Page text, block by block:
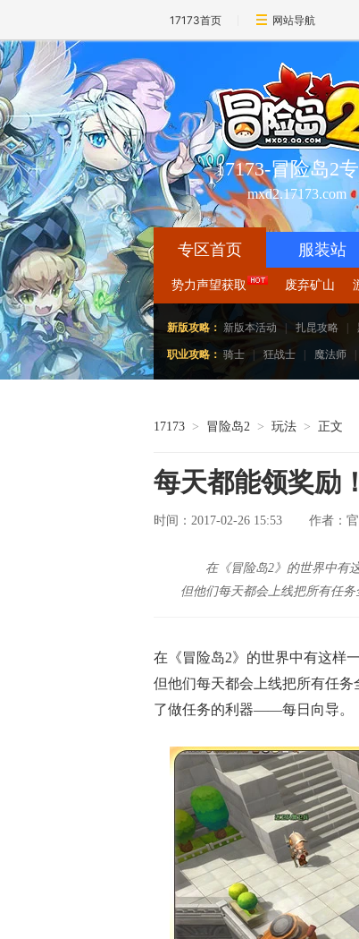
17173首页 网站导航
17173-冒险岛2
mxd2.17173.com
专区首页 服装站
势力声望获取 废弃矿山
新版攻略： 新版本活动 扎昆攻略
职业攻略： 骑士 狂战士 魔法师
17173 > 冒险岛2 > 玩法 > 正文
每天都能领奖励
时间：2017-02-26 15:53 作者：
在《冒险岛2》的世界中有
但他们每天都会上线把所有任
在《冒险岛2》的世界中有这样
但他们每天都会上线把所有任
了做任务的利器——每日向导。